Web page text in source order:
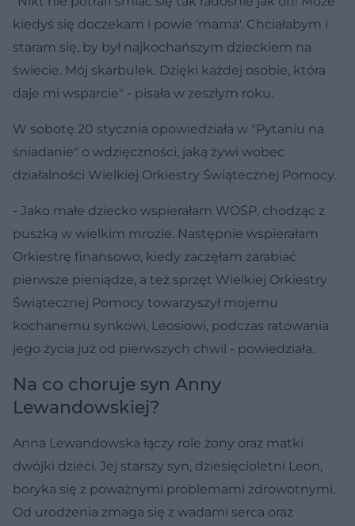
kiedyś się doczekam i powie 'mama'. Chciałabym i
staram się, by był najkochańszym dzieckiem na
świecie. Mój skarbulek. Dzięki każdej osobie, która
daje mi wsparcie" - pisała w zeszłym roku.
W sobotę 20 stycznia opowiedziała w "Pytaniu na
śniadanie" o wdzięczności, jaką żywi wobec
działalności Wielkiej Orkiestry Świątecznej Pomocy.
- Jako małe dziecko wspierałam WOŚP, chodząc z
puszką w wielkim mrozie. Następnie wspierałam
Orkiestrę finansowo, kiedy zaczęłam zarabiać
pierwsze pieniądze, a też sprzęt Wielkiej Orkiestry
Świątecznej Pomocy towarzyszył mojemu
kochanemu synkowi, Leosiowi, podczas ratowania
jego życia już od pierwszych chwil - powiedziała.
Na co choruje syn Anny
Lewandowskiej?
Anna Lewandowska łączy role żony oraz matki
dwójki dzieci. Jej starszy syn, dziesięcioletni Leon,
boryka się z poważnymi problemami zdrowotnymi.
Od urodzenia zmaga się z wadami serca oraz